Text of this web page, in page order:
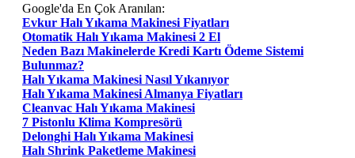
Google'da En Çok Aranılan:
Evkur Halı Yıkama Makinesi Fiyatları
Otomatik Halı Yıkama Makinesi 2 El
Neden Bazı Makinelerde Kredi Kartı Ödeme Sistemi
Bulunmaz?
Halı Yıkama Makinesi Nasıl Yıkanıyor
Halı Yıkama Makinesi Almanya Fiyatları
Cleanvac Halı Yıkama Makinesi
7 Pistonlu Klima Kompresörü
Delonghi Halı Yıkama Makinesi
Halı Shrink Paketleme Makinesi